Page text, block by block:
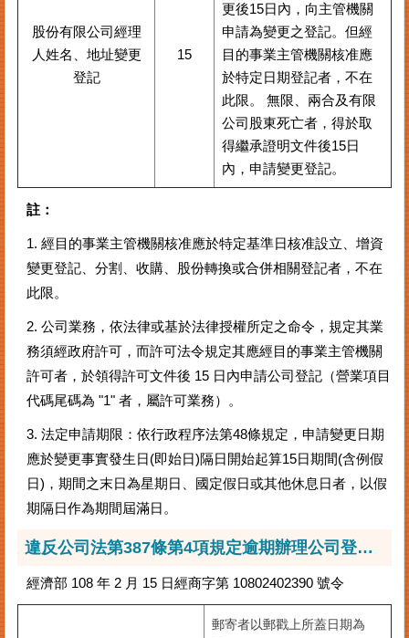
計
資
訊
其
他
關
常
問
答
網
站
覽
回
首
股份有限公司經理
人姓名、地址變更
登記
15
更後15日內，向主管機關
申請為變更之登記。但經
目的事業主管機關核准應
於特定日期登記者，不在
此限。 無限、兩合及有限
公司股東死亡者，得於取
得繼承證明文件後15日
內，申請變更登記。
註：
1. 經目的事業主管機關核准應於特定基準日核准設立、增資
變更登記、分割、收購、股份轉換或合併相關登記者，不在
此限。
2. 公司業務，依法律或基於法律授權所定之命令，規定其業
務須經政府許可，而許可法令規定其應經目的事業主管機關
許可者，於領得許可文件後 15 日內申請公司登記（營業項目
代碼尾碼為 "1" 者，屬許可業務）。
3. 法定申請期限：依行政程序法第48條規定，申請變更日期
應於變更事實發生日(即始日)隔日開始起算15日期間(含例假
日)，期間之末日為星期日、國定假日或其他休息日者，以假
期隔日作為期間屆滿日。
違反公司法第387條第4項規定逾期辦理公司登記之罰鍰裁量要點
經濟部 108 年 2 月 15 日經商字第 10802402390 號令
郵寄者以郵戳上所蓋日期為